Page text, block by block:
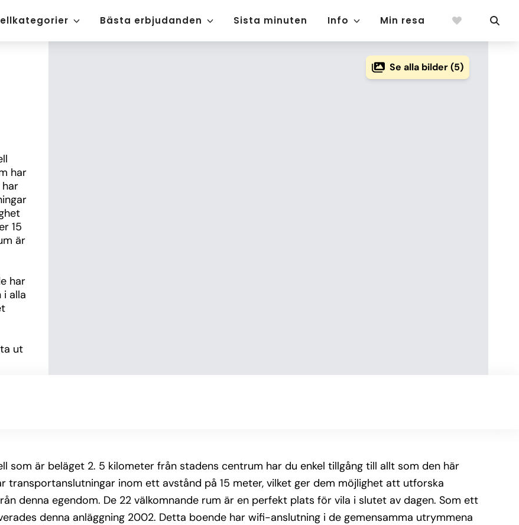
Bästa erbjudanden Sista minuten Info Min resa
har
15
är
har
alla
ut
Se alla bilder (5)
som är beläget 2. 5 kilometer från stadens centrum har du enkel tillgång till allt som den här
transportanslutningar inom ett avstånd på 15 meter, vilket ger dem möjlighet att utforska
denna egendom. De 22 välkomnande rum är en perfekt plats för vila i slutet av dagen. Som ett
denna anläggning 2002. Detta boende har wifi-anslutning i de gemensamma utrymmena